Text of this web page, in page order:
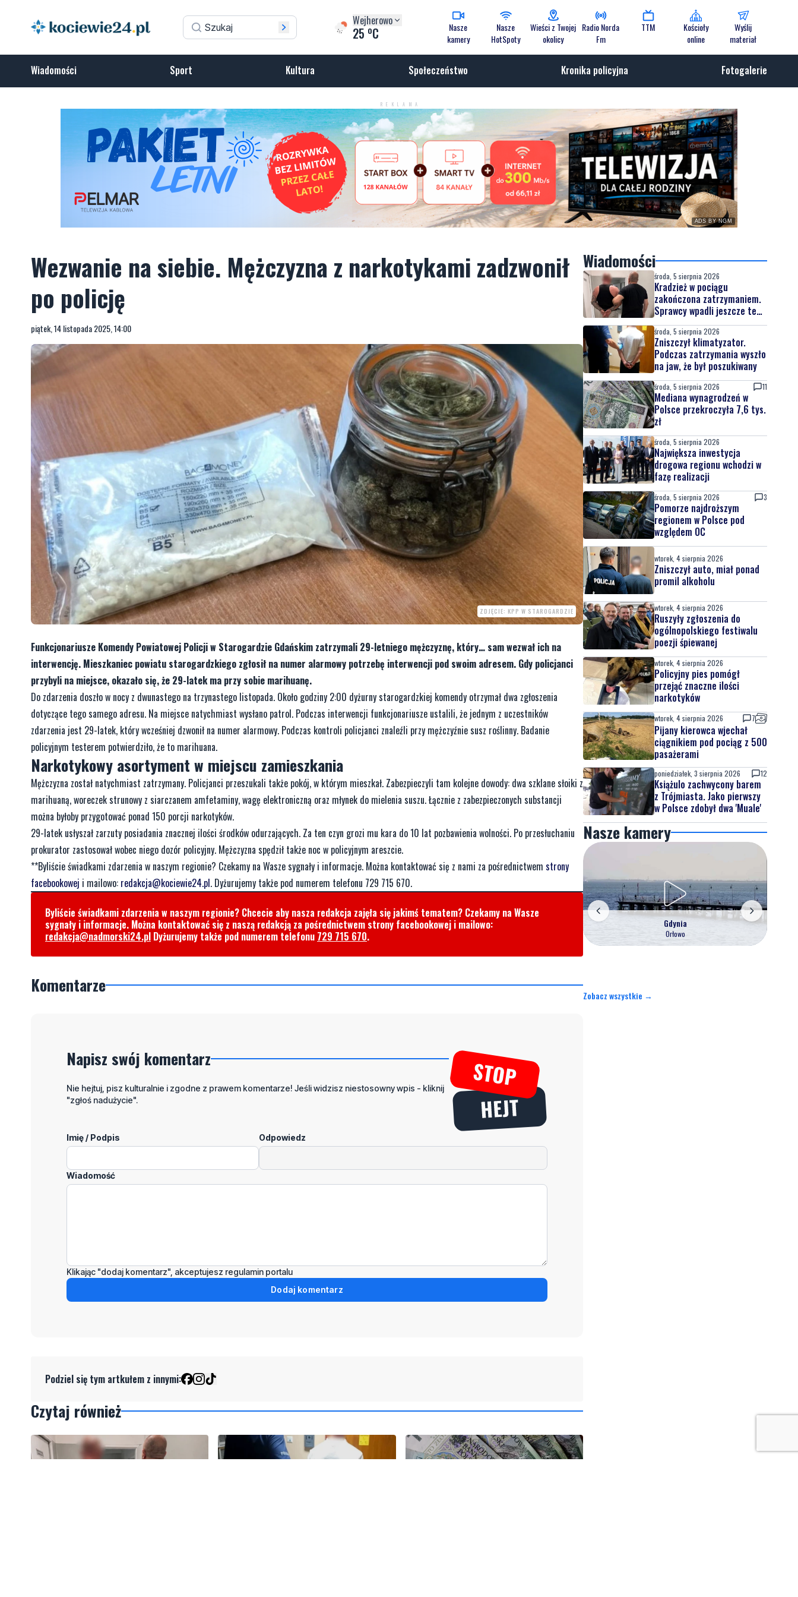
Wejherowo
25 oC
Nasze
kamery
Nasze
HotSpoty
Wieści z Twojej
okolicy
Radio Norda
Fm
TTM
Kościoły
online
Wyślij
materiał
Wiadomości Sport Kultura Społeczeństwo Kronika policyjna Fotogalerie
REKLAMA
ADS BY NGM
Wezwanie na siebie. Mężczyzna z narkotykami zadzwonił
po policję
piątek, 14 listopada 2025, 14:00
ZDJĘCIE: KPP W STAROGARDZIE
Funkcjonariusze Komendy Powiatowej Policji w Starogardzie Gdańskim zatrzymali 29-letniego mężczyznę, który… sam wezwał ich na
interwencję. Mieszkaniec powiatu starogardzkiego zgłosił na numer alarmowy potrzebę interwencji pod swoim adresem. Gdy policjanci
przybyli na miejsce, okazało się, że 29-latek ma przy sobie marihuanę.
Do zdarzenia doszło w nocy z dwunastego na trzynastego listopada. Około godziny 2:00 dyżurny starogardzkiej komendy otrzymał dwa zgłoszenia
dotyczące tego samego adresu. Na miejsce natychmiast wysłano patrol. Podczas interwencji funkcjonariusze ustalili, że jednym z uczestników
zdarzenia jest 29-latek, który wcześniej dzwonił na numer alarmowy. Podczas kontroli policjanci znaleźli przy mężczyźnie susz roślinny. Badanie
policyjnym testerem potwierdziło, że to marihuana.
Narkotykowy asortyment w miejscu zamieszkania
Mężczyzna został natychmiast zatrzymany. Policjanci przeszukali także pokój, w którym mieszkał. Zabezpieczyli tam kolejne dowody: dwa szklane słoiki z
marihuaną, woreczek strunowy z siarczanem amfetaminy, wagę elektroniczną oraz młynek do mielenia suszu. Łącznie z zabezpieczonych substancji
można byłoby przygotować ponad 150 porcji narkotyków.
29-latek usłyszał zarzuty posiadania znacznej ilości środków odurzających. Za ten czyn grozi mu kara do 10 lat pozbawienia wolności. Po przesłuchaniu
prokurator zastosował wobec niego dozór policyjny. Mężczyzna spędził także noc w policyjnym areszcie.
**Byliście świadkami zdarzenia w naszym regionie? Czekamy na Wasze sygnały i informacje. Można kontaktować się z nami za pośrednictwem strony
facebookowej i mailowo: redakcja@kociewie24.pl. Dyżurujemy także pod numerem telefonu 729 715 670.
Byliście świadkami zdarzenia w naszym regionie? Chcecie aby nasza redakcja zajęła się jakimś tematem? Czekamy na Wasze
sygnały i informacje. Można kontaktować się z naszą redakcją za pośrednictwem strony facebookowej i mailowo:
redakcja@nadmorski24.pl Dyżurujemy także pod numerem telefonu 729 715 670.
Komentarze
Napisz swój komentarz
Nie hejtuj, pisz kulturalnie i zgodne z prawem komentarze! Jeśli widzisz niestosowny wpis - kliknij
"zgłoś nadużycie".
Imię / Podpis Odpowiedz
Wiadomość
Klikając "dodaj komentarz", akceptujesz regulamin portalu
Dodaj komentarz
Podziel się tym artkułem z innymi:
Czytaj również
Wiadomości
środa, 5 sierpnia 2026
Kradzież w pociągu
zakończona zatrzymaniem.
Sprawcy wpadli jeszcze tego
samego dnia
środa, 5 sierpnia 2026
Zniszczył klimatyzator.
Podczas zatrzymania wyszło
na jaw, że był poszukiwany
środa, 5 sierpnia 2026 11
Mediana wynagrodzeń w
Polsce przekroczyła 7,6 tys.
zł
środa, 5 sierpnia 2026
Największa inwestycja
drogowa regionu wchodzi w
fazę realizacji
środa, 5 sierpnia 2026 3
Pomorze najdroższym
regionem w Polsce pod
względem OC
wtorek, 4 sierpnia 2026
Zniszczył auto, miał ponad
promil alkoholu
wtorek, 4 sierpnia 2026
Ruszyły zgłoszenia do
ogólnopolskiego festiwalu
poezji śpiewanej
wtorek, 4 sierpnia 2026
Policyjny pies pomógł
przejąć znaczne ilości
narkotyków
wtorek, 4 sierpnia 2026 7
Pijany kierowca wjechał
ciągnikiem pod pociąg z 500
pasażerami
poniedziałek, 3 sierpnia 2026 12
Książulo zachwycony barem
z Trójmiasta. Jako pierwszy
w Polsce zdobył dwa 'Muale'
Nasze kamery
Gdynia
Orłowo
Zobacz wszystkie →